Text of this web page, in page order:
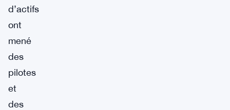
d’actifs
ont
mené
des
pilotes
et
des